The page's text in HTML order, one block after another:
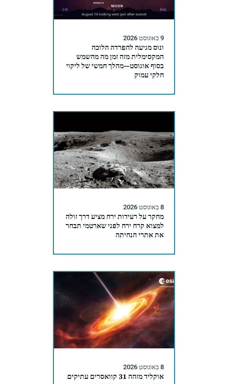
9 באוגוסט 2026
ונוס מגיעה להפרדה הלוכה
המקסימלית מזה זמן מה מהשמש
בסוף אוגוסט—מהלך חמשי של ליקוי
חלקי עמוק
8 באוגוסט 2026
מחקר על רעידות ירח מציע דרך זולה
למצוא קרח ירח לפני שארטמי תבחר
את אתרי הנחיתה
8 באוגוסט 2026
אוקליד מזהה 31 קוואסרים עתיקים